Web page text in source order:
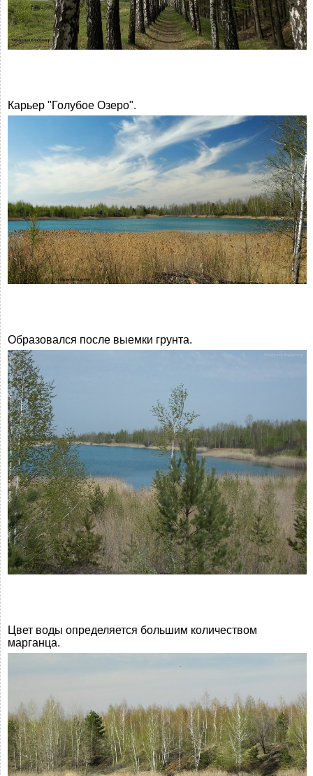
Карьер "Голубое Озеро".
Образовался после выемки грунта.
Цвет воды определяется большим количеством
марганца.